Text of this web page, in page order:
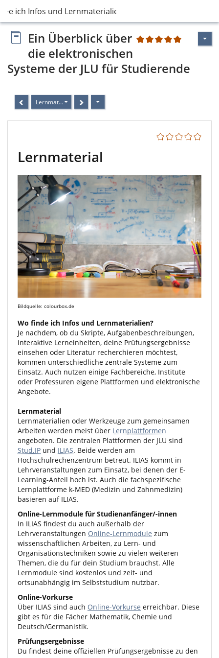
ich Infos und Lernmaterialien zu Veran…
1
Ein Überblick über
die elektronischen
Systeme der JLU für Studierende
Lernmaterial
Lernmaterial
Bildquelle: colourbox.de
Wo finde ich Infos und Lernmaterialien?
Je nachdem, ob du Skripte, Aufgabenbeschreibungen,
interaktive Lerneinheiten, deine Prüfungsergebnisse
einsehen oder Literatur recherchieren möchtest,
kommen unterschiedliche zentrale Systeme zum
Einsatz. Auch nutzen einige Fachbereiche, Institute
oder Professuren eigene Plattformen und elektronische
Angebote.
Lernmaterial
Lernmaterialien oder Werkzeuge zum gemeinsamen
Arbeiten werden meist über Lernplattformen
angeboten. Die zentralen Plattformen der JLU sind
Stud.IP und ILIAS. Beide werden am
Hochschulrechenzentrum betreut. ILIAS kommt in
Lehrveranstaltungen zum Einsatz, bei denen der E-
Learning-Anteil hoch ist. Auch die fachspezifische
Lernplattforme k-MED (Medizin und Zahnmedizin)
basieren auf ILIAS.
Online-Lernmodule für Studienanfänger/-innen
In ILIAS findest du auch außerhalb der
Lehrveranstaltungen Online-Lernmodule zum
wissenschaftlichen Arbeiten, zu Lern- und
Organisationstechniken sowie zu vielen weiteren
Themen, die du für dein Studium brauchst. Alle
Lernmodule sind kostenlos und zeit- und
ortsunabhängig im Selbststudium nutzbar.
Online-Vorkurse
Über ILIAS sind auch Online-Vorkurse erreichbar. Diese
gibt es für die Fächer Mathematik, Chemie und
Deutsch/Germanistik.
Prüfungsergebnisse
Du findest deine offiziellen Prüfungsergebnisse zu den